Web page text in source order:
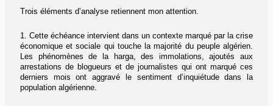
Trois éléments d’analyse retiennent mon attention.
1. Cette échéance intervient dans un contexte marqué par la crise
économique et sociale qui touche la majorité du peuple algérien.
Les phénomènes de la harga, des immolations, ajoutés aux
arrestations de blogueurs et de journalistes qui ont marqué ces
derniers mois ont aggravé le sentiment d’inquiétude dans la
population algérienne.